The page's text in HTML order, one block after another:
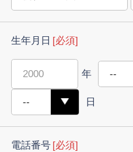
生年月日 [必須]
年
日
電話番号 [必須]